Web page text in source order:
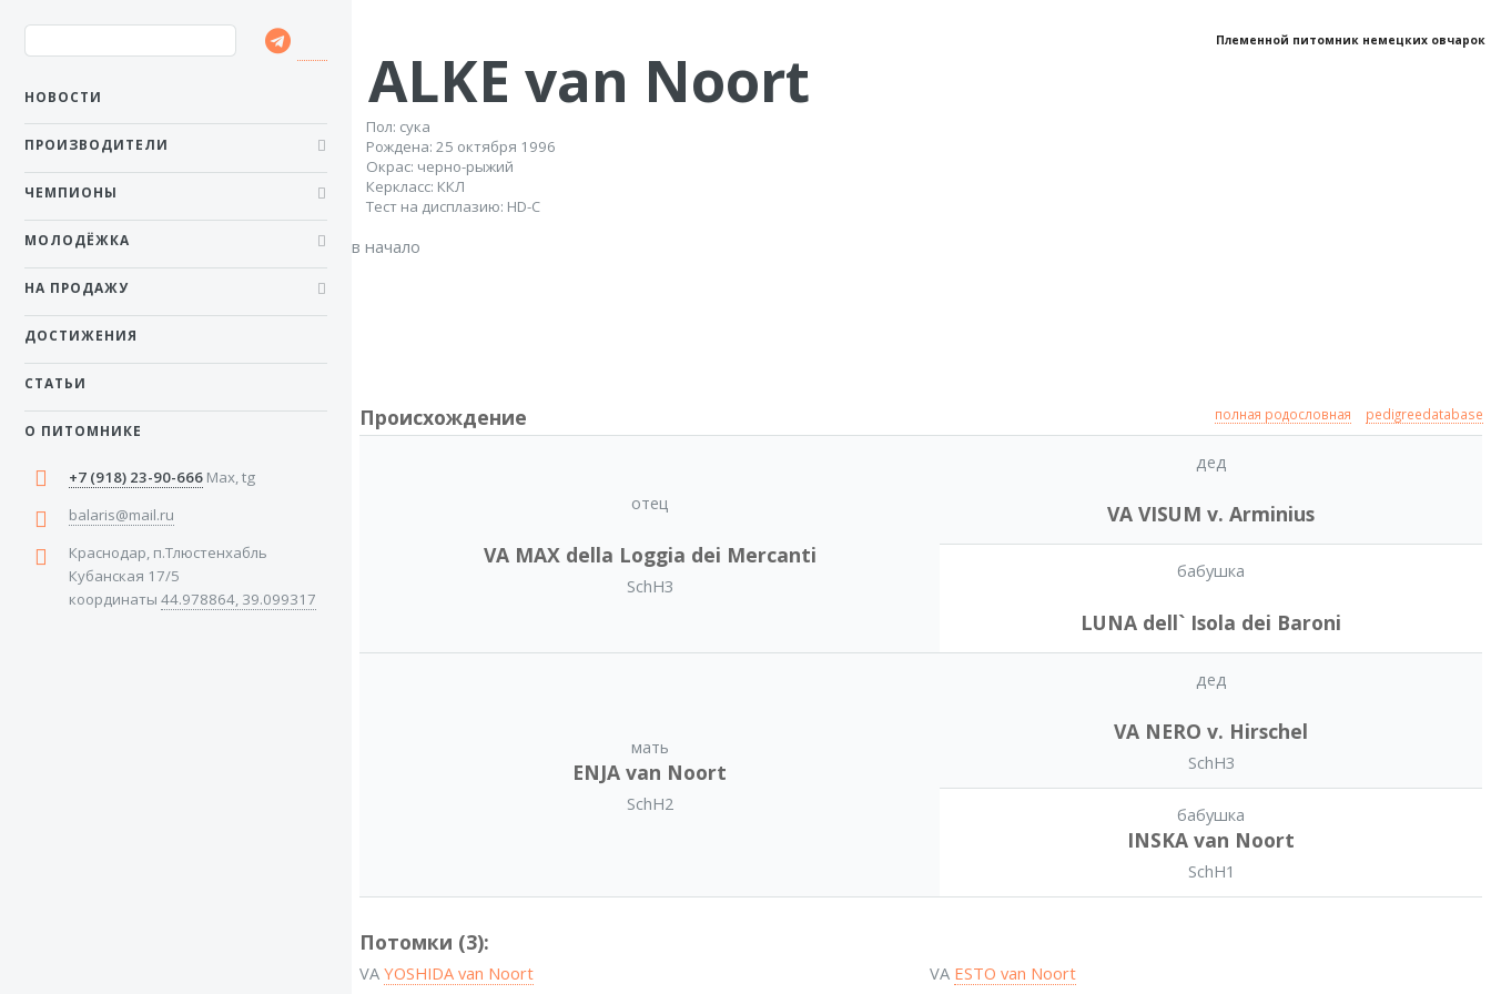
НОВОСТИ
ПРОИЗВОДИТЕЛИ
ЧЕМПИОНЫ
МОЛОДЁЖКА
НА ПРОДАЖУ
ДОСТИЖЕНИЯ
СТАТЬИ
О ПИТОМНИКЕ
+7 (918) 23-90-666Max, tg
balaris@mail.ru
Краснодар, п.Тлюстенхабль
Кубанская 17/5
координаты 44.978864, 39.099317
Племенной питомник немецких овчарок
ALKE van Noort
Пол: сука
Рожденa: 25 октября 1996
Окрас: черно-рыжий
Керкласс: ККЛ
Тест на дисплазию: HD-C
в начало
Происхождение полная родословная pedigreedatabase
отец
VA MAX della Loggia dei Mercanti
SchH3
дед
VA VISUM v. Arminius
бабушка
LUNA dell` Isola dei Baroni
мать
ENJA van Noort
SchH2
дед
VA NERO v. Hirschel
SchH3
бабушка
INSKA van Noort
SchH1
Потомки (3):
VAYOSHIDA van Noort
VA ESTO van Noort